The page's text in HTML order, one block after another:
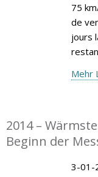
75
de
jours
Mehr
2014 –
Beginn der
3-01-